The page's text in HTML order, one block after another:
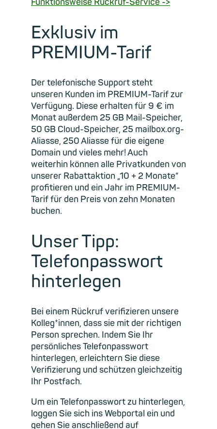
Funktionsweise Rückruf-Service ->
Exklusiv im
PREMIUM-Tarif
Der telefonische Support steht
unseren Kunden im PREMIUM-Tarif zur
Verfügung. Diese erhalten für 9 € im
Monat außerdem 25 GB Mail-Speicher,
50 GB Cloud-Speicher, 25 mailbox.org-
Aliasse, 250 Aliasse für die eigene
Domain und vieles mehr! Auch
weiterhin können alle Privatkunden von
unserer Rabattaktion „10 + 2 Monate“
profitieren und ein Jahr im PREMIUM-
Tarif für den Preis von zehn Monaten
buchen.
Unser Tipp:
Telefonpasswort
hinterlegen
Bei einem Rückruf verifizieren unsere
Kolleg*innen, dass sie mit der richtigen
Person sprechen. Indem Sie Ihr
persönliches Telefonpasswort
hinterlegen, erleichtern Sie diese
Verifizierung und schützen gleichzeitig
Ihr Postfach.
Um ein Telefonpasswort zu hinterlegen,
loggen Sie sich ins Webportal ein und
gehen Sie anschließend auf